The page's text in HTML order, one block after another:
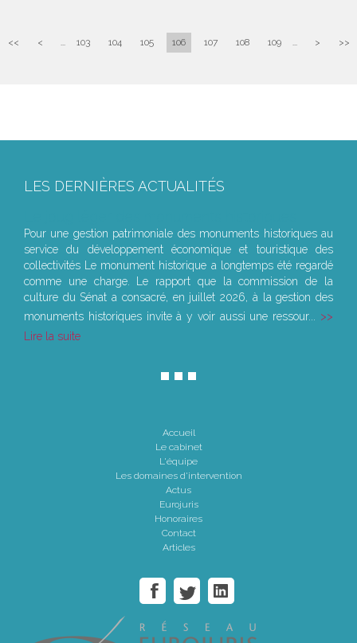
<< < ... 103 104 105 106 107 108 109 ... > >>
LES DERNIÈRES ACTUALITÉS
Pour une gestion patrimoniale des monuments historiques au
service du développement économique et touristique des
collectivités Le monument historique a longtemps été regardé
comme une charge. Le rapport que la commission de la
culture du Sénat a consacré, en juillet 2026, à la gestion des
monuments historiques invite à y voir aussi une ressour...
Lire la suite
Accueil
Le cabinet
L'équipe
Les domaines d'intervention
Actus
Eurojuris
Honoraires
Contact
Articles